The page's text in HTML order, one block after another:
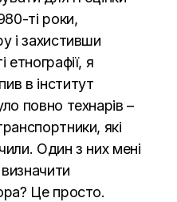
ті роки,
і захистивши
етнографії, я
в інститут
повно технарів –
які
Один з них мені
Це просто.